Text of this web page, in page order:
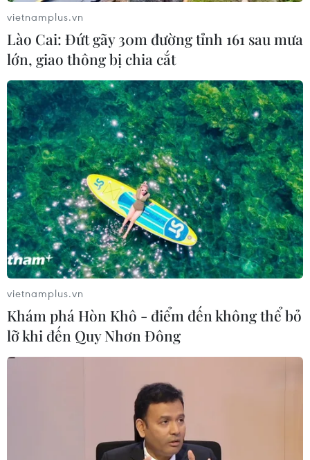
vietnamplus.vn
Lào Cai: Đứt gãy 30m đường tỉnh 161 sau mưa
lớn, giao thông bị chia cắt
vietnamplus.vn
Khám phá Hòn Khô - điểm đến không thể bỏ
lỡ khi đến Quy Nhơn Đông